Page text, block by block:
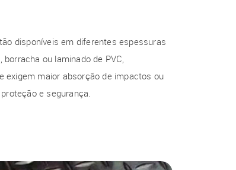
disponíveis em diferentes espessuras
ou laminado de PVC,
exigem maior absorção de impactos ou
e segurança.